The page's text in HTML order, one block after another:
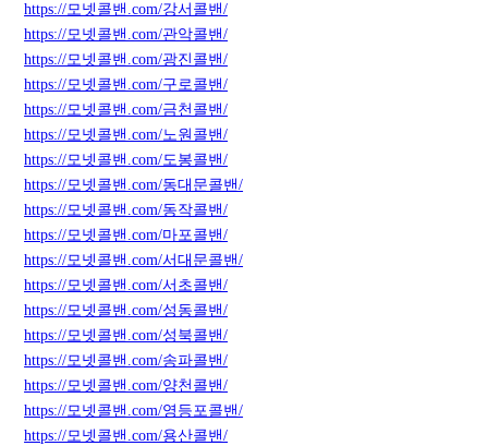
https://모넷콜밴.com/강서콜밴/
https://모넷콜밴.com/관악콜밴/
https://모넷콜밴.com/광진콜밴/
https://모넷콜밴.com/구로콜밴/
https://모넷콜밴.com/금천콜밴/
https://모넷콜밴.com/노원콜밴/
https://모넷콜밴.com/도봉콜밴/
https://모넷콜밴.com/동대문콜밴/
https://모넷콜밴.com/동작콜밴/
https://모넷콜밴.com/마포콜밴/
https://모넷콜밴.com/서대문콜밴/
https://모넷콜밴.com/서초콜밴/
https://모넷콜밴.com/성동콜밴/
https://모넷콜밴.com/성북콜밴/
https://모넷콜밴.com/송파콜밴/
https://모넷콜밴.com/양천콜밴/
https://모넷콜밴.com/영등포콜밴/
https://모넷콜밴.com/용산콜밴/